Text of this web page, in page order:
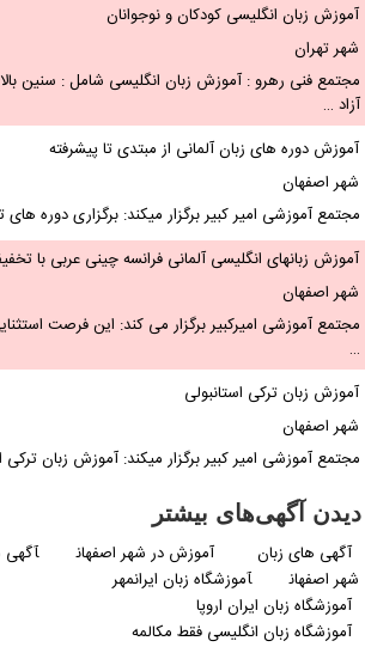
آموزش زبان انگلیسی کودکان و نوجوانان
شهر تهران
آزاد …
آموزش دوره های زبان آلمانی از مبتدی تا پیشرفته
شهر اصفهان
مجتمع آموزشی امیر کبیر برگزار میکند: برگزاری دوره
آموزش زبانهای انگلیسی آلمانی فرانسه چینی عربی با
شهر اصفهان
مجتمع آموزشی امیرکبیر برگزار می کند: این فرصت
…
آموزش زبان ترکی استانبولی
شهر اصفهان
مجتمع آموزشی امیر کبیر برگزار میکند: آموزش زبان ترکی
دیدن آگهی‌های بیشتر
آگهی های زبان
آموزش در شهر اصفهان آگهی
شهر اصفهان
آموزشگاه زبان ایرانمهر
آموزشگاه زبان ایران اروپا
آموزشگاه زبان انگلیسی فقط مکالمه